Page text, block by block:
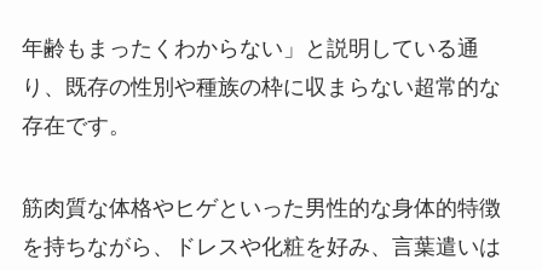
年齢もまったくわからない」と説明している通
り、既存の性別や種族の枠に収まらない超常的な
存在です。
筋肉質な体格やヒゲといった男性的な身体的特徴
を持ちながら、ドレスや化粧を好み、言葉遣いは